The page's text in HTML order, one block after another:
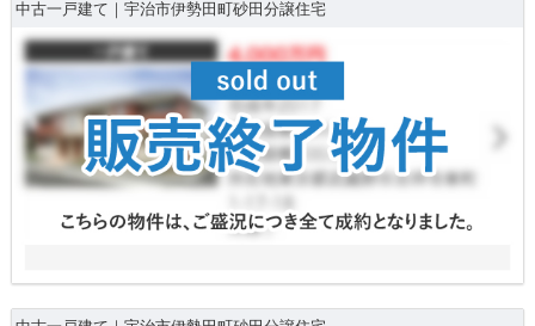
中古一戸建て｜宇治市伊勢田町砂田分譲住宅